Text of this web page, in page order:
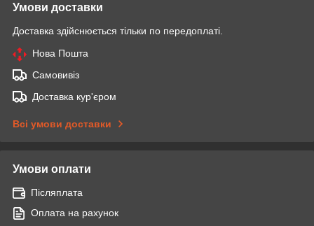
Умови доставки
Доставка здійснюється тільки по передоплаті.
Нова Пошта
Самовивіз
Доставка кур'єром
Всі умови доставки
Умови оплати
Післяплата
Оплата на рахунок